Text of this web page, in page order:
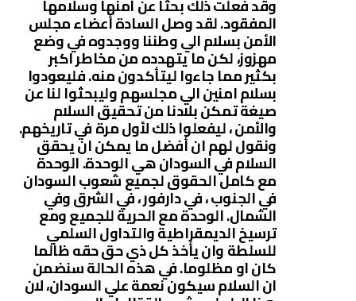
وقد فعلت ذلك بحثا عن أمنها وسلامها
المفقود. لقد وصل السادة أعضاء مجلس
الأمن بسلام الي وطننا ووجدوه في وضع
مهزوز، لكن ما يتهدده من مخاطر اكبر
بكثير مما جاءوا ليتأكدون منه. فليعودوا
بسلام امنين الي مجلسهم وليبحثوا لنا عن
صيغة تمكن بلادنا من تحقيق السلام
والأمن ، ليفعلوا ذلك لأول مرة في تاريخهم.
ونقول لهم ان أفضل ما يمكن ان يحقق
السلام في السودان هي الوحدة. الوحدة
مع كامل الحقوق لجميع شعوب السودان
في الجنوب ، في دارفور ، في الشرق وفي
الشمال. الوحدة مع الحرية للجميع ومع
ترسيخ الديمقراطية والتداول السلمي
للسلطة وان يأخذ كل ذي حق حقه ظالما
كان او مظلوما. في هذه الحالة سنضمن
ان السلام سيكون نعمة علي السودان، لان